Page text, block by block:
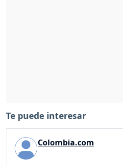
Te puede interesar
Colombia.com